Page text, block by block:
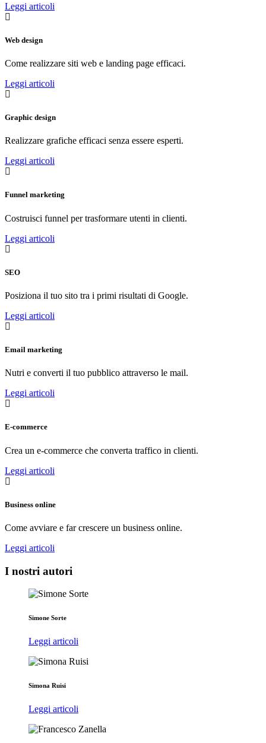
Leggi articoli
Web design
Come realizzare siti web e landing page efficaci.
Leggi articoli
Graphic design
Realizzare grafiche efficaci senza essere esperti.
Leggi articoli
Funnel marketing
Costruisci funnel per trasformare utenti in clienti.
Leggi articoli
SEO
Posiziona il tuo sito tra i primi risultati di Google.
Leggi articoli
Email marketing
Nutri e converti il tuo pubblico attraverso le mail.
Leggi articoli
E-commerce
Crea un e-commerce che converta traffico in clienti.
Leggi articoli
Business online
Come avviare e far crescere un business online.
Leggi articoli
I nostri autori
Simone Sorte
Leggi articoli
Simona Ruisi
Leggi articoli